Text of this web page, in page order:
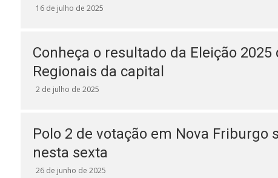
16 de julho de 2025
Conheça o resultado da Eleição 2025
Regionais da capital
2 de julho de 2025
Polo 2 de votação em Nova
nesta sexta
26 de junho de 2025